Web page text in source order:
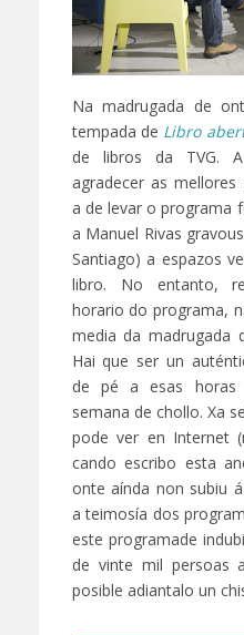
Na madrugada de
tempada de Libro
de libros da TVG.
agradecer as
a de levar o programa
a Manuel Rivas
Santiago) a espazos
libro. No entanto,
horario do programa,
media da madrugada
Hai que ser un
de pé a esas horas
semana de chollo. Xa
pode ver en Internet
cando escribo esta
onte aínda non subiu
a teimosía dos
este programade
de vinte mil persoas
posible adiantalo un